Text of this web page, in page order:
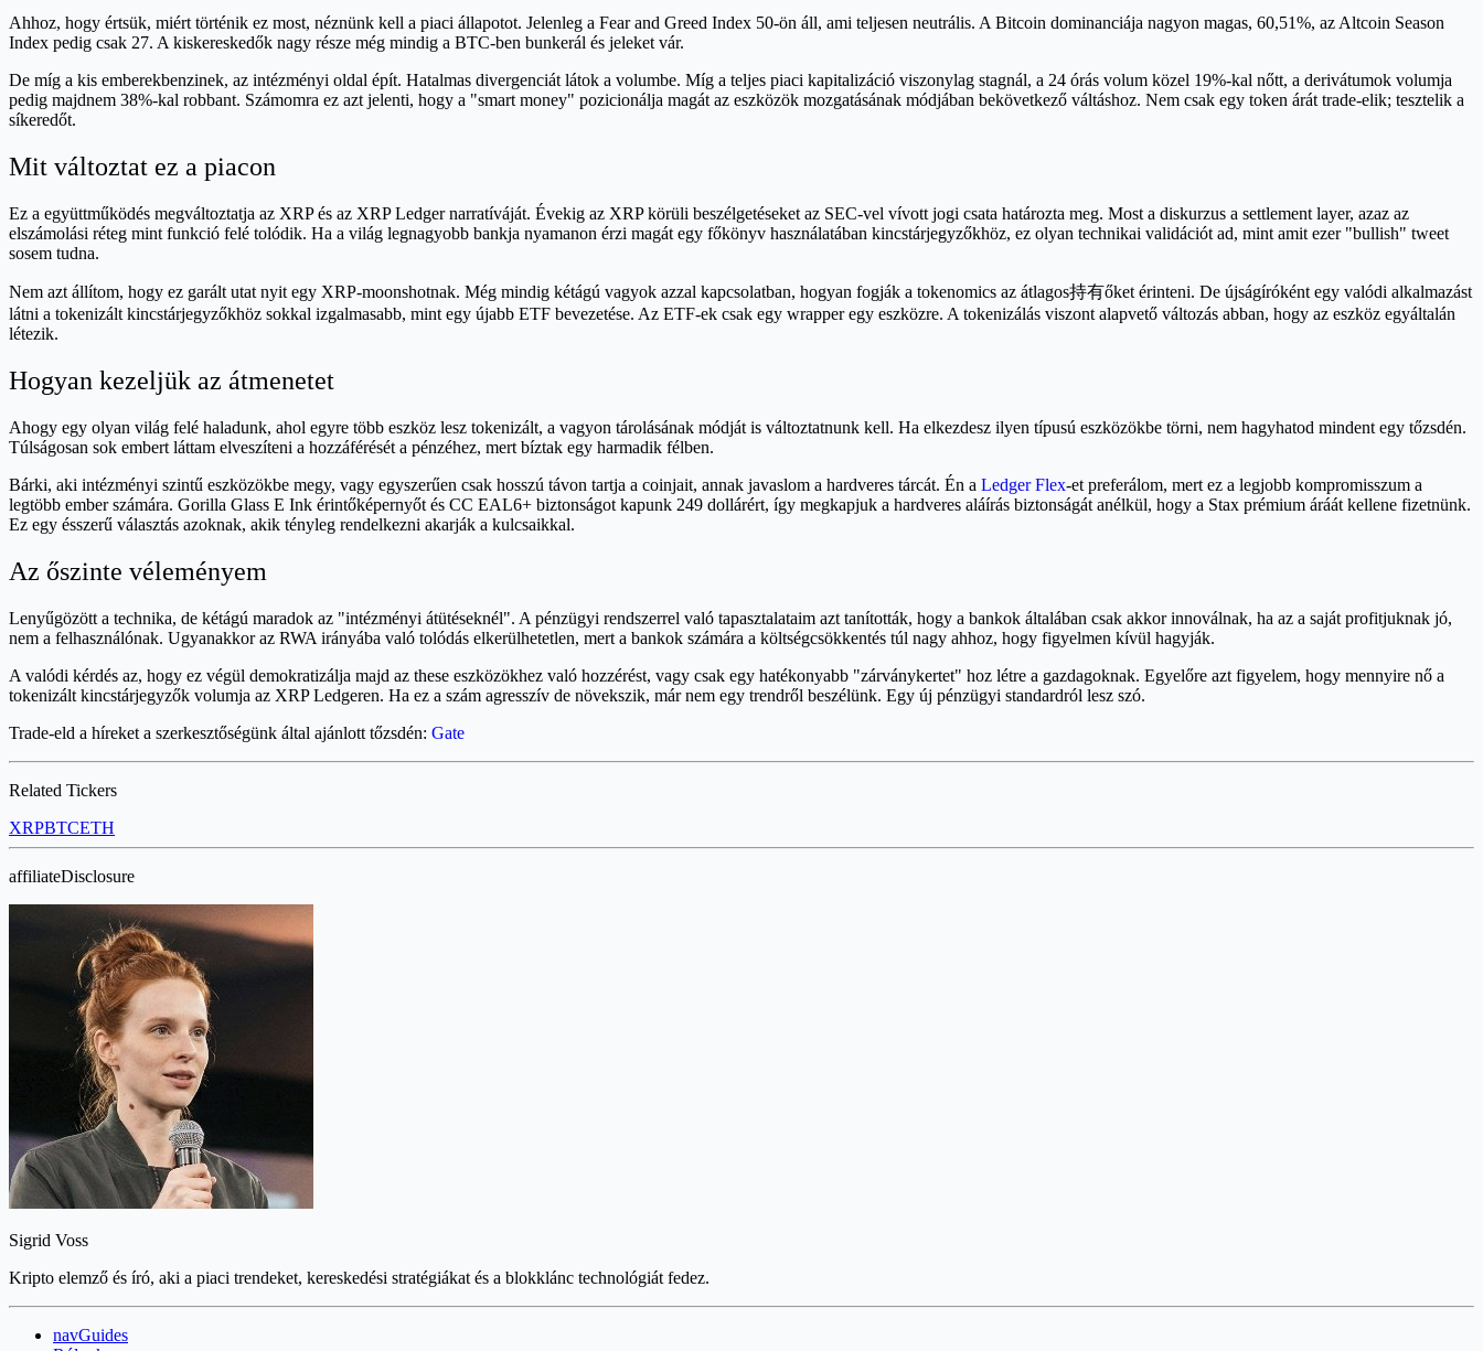
Ahhoz, hogy értsük, miért történik ez most, néznünk kell a piaci állapotot. Jelenleg a Fear and Greed Index 50-ön áll, ami teljesen neutrális. A Bitcoin dominanciája nagyon magas, 60,51%, az Altcoin Season
Index pedig csak 27. A kiskereskedők nagy része még mindig a BTC-ben bunkerál és jeleket vár.
De míg a kis emberekbenzinek, az intézményi oldal épít. Hatalmas divergenciát látok a volumbe. Míg a teljes piaci kapitalizáció viszonylag stagnál, a 24 órás volum közel 19%-kal nőtt, a derivátumok volumja
pedig majdnem 38%-kal robbant. Számomra ez azt jelenti, hogy a "smart money" pozicionálja magát az eszközök mozgatásának módjában bekövetkező váltáshoz. Nem csak egy token árát trade-elik; tesztelik a
síkeredőt.
Mit változtat ez a piacon
Ez a együttműködés megváltoztatja az XRP és az XRP Ledger narratíváját. Évekig az XRP körüli beszélgetéseket az SEC-vel vívott jogi csata határozta meg. Most a diskurzus a settlement layer, azaz az
elszámolási réteg mint funkció felé tolódik. Ha a világ legnagyobb bankja nyamanon érzi magát egy főkönyv használatában kincstárjegyzőkhöz, ez olyan technikai validációt ad, mint amit ezer "bullish" tweet
sosem tudna.
Nem azt állítom, hogy ez garált utat nyit egy XRP-moonshotnak. Még mindig kétágú vagyok azzal kapcsolatban, hogyan fogják a tokenomics az átlagos持有őket érinteni. De újságíróként egy valódi alkalmazást
látni a tokenizált kincstárjegyzőkhöz sokkal izgalmasabb, mint egy újabb ETF bevezetése. Az ETF-ek csak egy wrapper egy eszközre. A tokenizálás viszont alapvető változás abban, hogy az eszköz egyáltalán
létezik.
Hogyan kezeljük az átmenetet
Ahogy egy olyan világ felé haladunk, ahol egyre több eszköz lesz tokenizált, a vagyon tárolásának módját is változtatnunk kell. Ha elkezdesz ilyen típusú eszközökbe törni, nem hagyhatod mindent egy tőzsdén.
Túlságosan sok embert láttam elveszíteni a hozzáférését a pénzéhez, mert bíztak egy harmadik félben.
Bárki, aki intézményi szintű eszközökbe megy, vagy egyszerűen csak hosszú távon tartja a coinjait, annak javaslom a hardveres tárcát. Én a Ledger Flex-et preferálom, mert ez a legjobb kompromisszum a
legtöbb ember számára. Gorilla Glass E Ink érintőképernyőt és CC EAL6+ biztonságot kapunk 249 dollárért, így megkapjuk a hardveres aláírás biztonságát anélkül, hogy a Stax prémium áráát kellene fizetnünk.
Ez egy ésszerű választás azoknak, akik tényleg rendelkezni akarják a kulcsaikkal.
Az őszinte véleményem
Lenyűgözött a technika, de kétágú maradok az "intézményi átütéseknél". A pénzügyi rendszerrel való tapasztalataim azt tanították, hogy a bankok általában csak akkor innoválnak, ha az a saját profitjuknak jó,
nem a felhasználónak. Ugyanakkor az RWA irányába való tolódás elkerülhetetlen, mert a bankok számára a költségcsökkentés túl nagy ahhoz, hogy figyelmen kívül hagyják.
A valódi kérdés az, hogy ez végül demokratizálja majd az these eszközökhez való hozzérést, vagy csak egy hatékonyabb "zárványkertet" hoz létre a gazdagoknak. Egyelőre azt figyelem, hogy mennyire nő a
tokenizált kincstárjegyzők volumja az XRP Ledgeren. Ha ez a szám agresszív de növekszik, már nem egy trendről beszélünk. Egy új pénzügyi standardról lesz szó.
Trade-eld a híreket a szerkesztőségünk által ajánlott tőzsdén: Gate
Related Tickers
XRPBTCETH
affiliateDisclosure
Sigrid Voss
Kripto elemző és író, aki a piaci trendeket, kereskedési stratégiákat és a blokklánc technológiát fedez.
navGuides